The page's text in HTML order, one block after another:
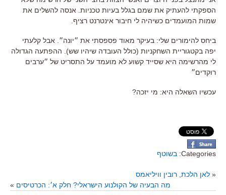
הספקתי להעתיק את שמם בגלל בעיות טכניות. אנסה להשלים את
שמות המועמדים כשיהיה לי חיבור אינטרנט רציף.
ביחס להימורים שלי: בעיקר מאוד פספסתי את ״יונה״. אבל קלעתי
יפה בקטגוריית השחקניות (כולל העובדה שיהיו שש). ההפתעה הגדולה
לי מהרשימה היא שסייד קשוע לא מועמד על התסריט של ״ערבים
רוקדים״
עכשיו השאלה היא: מי יזכה?
Categories: בשוטף
« לאן הלכת, רובין וויליאמס
מה הבעיה של הקולנוע הישראלי? חלק א׳: הכרטיסים »